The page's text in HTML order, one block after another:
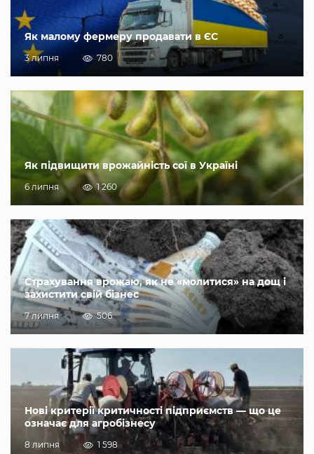
Як малому фермеру продавати в ЄС
3 липня 780
Як підвищити врожайність сої в Україні
6 липня 1 260
Страхування врожаю, як не «молитися» на дощ і
захистити свій бізнес
7 липня 506
Нові критерії критичності підприємств — що це
означає для агробізнесу
8 липня 1 598